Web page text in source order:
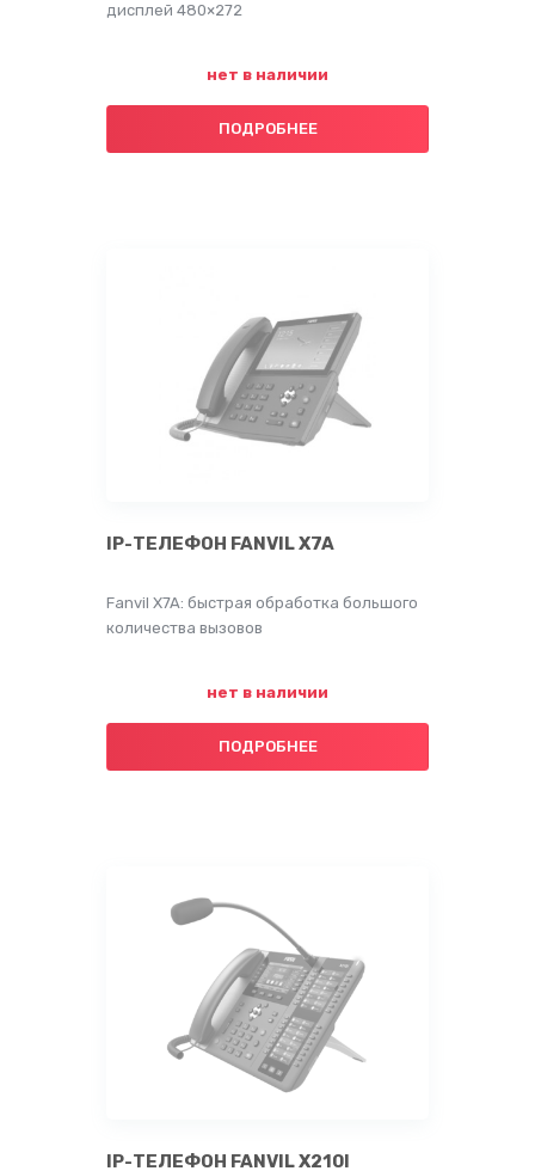
нет в наличии
дисплей 480×272
ПОДРОБНЕЕ
IP-ТЕЛЕФОН FANVIL X7A
нет в наличии
Fanvil X7A: быстрая обработка большого
количества вызовов
ПОДРОБНЕЕ
IP-ТЕЛЕФОН FANVIL X210I